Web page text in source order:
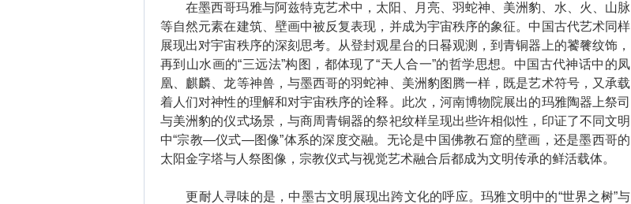
在墨西哥玛雅与阿兹特克艺术中，太阳、月亮、羽蛇神、美洲豹、水、火、山脉
等自然元素在建筑、壁画中被反复表现，并成为宇宙秩序的象征。中国古代艺术同样
展现出对宇宙秩序的深刻思考。从登封观星台的日晷观测，到青铜器上的饕餮纹饰，
再到山水画的“三远法”构图，都体现了“天人合一”的哲学思想。中国古代神话中的凤
凰、麒麟、龙等神兽，与墨西哥的羽蛇神、美洲豹图腾一样，既是艺术符号，又承载
着人们对神性的理解和对宇宙秩序的诠释。此次，河南博物院展出的玛雅陶器上祭司
与美洲豹的仪式场景，与商周青铜器的祭祀纹样呈现出些许相似性，印证了不同文明
中“宗教—仪式—图像”体系的深度交融。无论是中国佛教石窟的壁画，还是墨西哥的
太阳金字塔与人祭图像，宗教仪式与视觉艺术融合后都成为文明传承的鲜活载体。
更耐人寻味的是，中墨古文明展现出跨文化的呼应。玛雅文明中的“世界之树”与